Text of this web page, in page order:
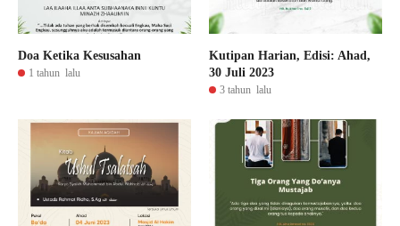
Doa Ketika Kesusahan
1 tahun lalu
Kutipan Harian, Edisi: Ahad,
30 Juli 2023
3 tahun lalu